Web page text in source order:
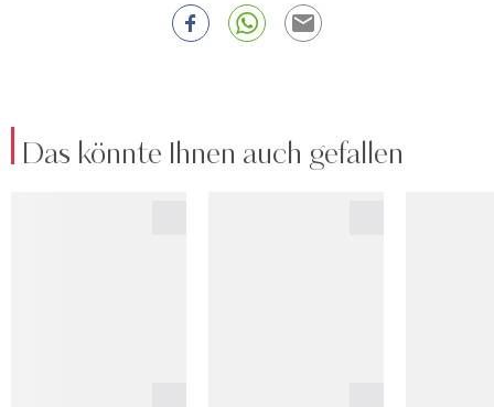
Das könnte Ihnen auch gefallen